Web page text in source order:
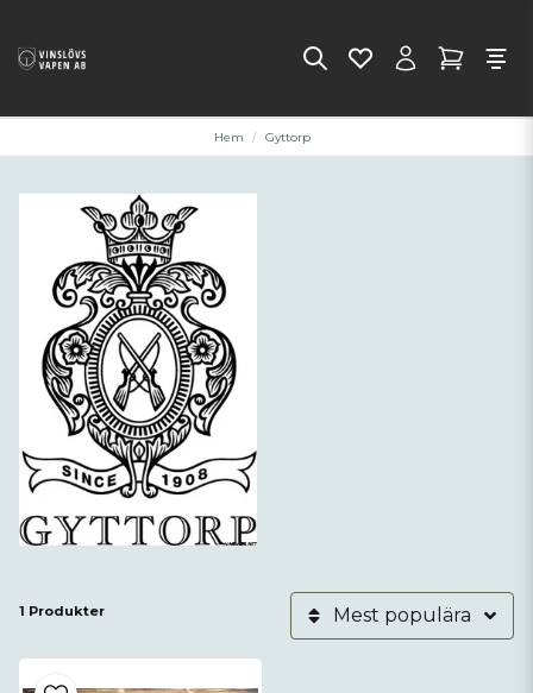
Hem Gyttorp
1 Produkter Mest populära